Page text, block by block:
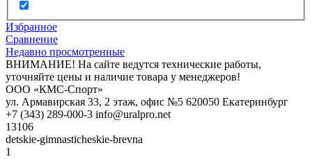
Избранное
Сравнение
Недавно просмотренные
ВНИМАНИЕ! На сайте ведутся технические работы,
уточняйте цены и наличие товара у менеджеров!
ООО «КМС-Спорт»
ул. Армавирская 33, 2 этаж, офис №5 620050 Екатеринбург
+7 (343) 289-000-3 info@uralpro.net
13106
detskie-gimnasticheskie-brevna
1